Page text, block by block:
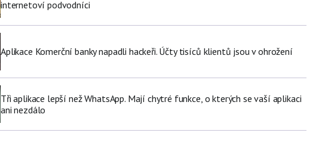
internetoví podvodníci
Aplikace Komerční banky napadli hackeři. Účty tisíců klientů jsou v ohrožení
Tři aplikace lepší než WhatsApp. Mají chytré funkce, o kterých se vaší aplikaci
ani nezdálo